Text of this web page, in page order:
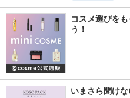
コスメ選びを
う！
いまさら聞け